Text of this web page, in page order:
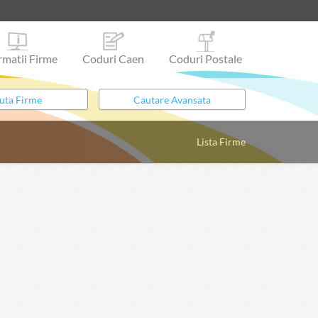
Firme Coduri Caen Coduri Postale
Lista Firme